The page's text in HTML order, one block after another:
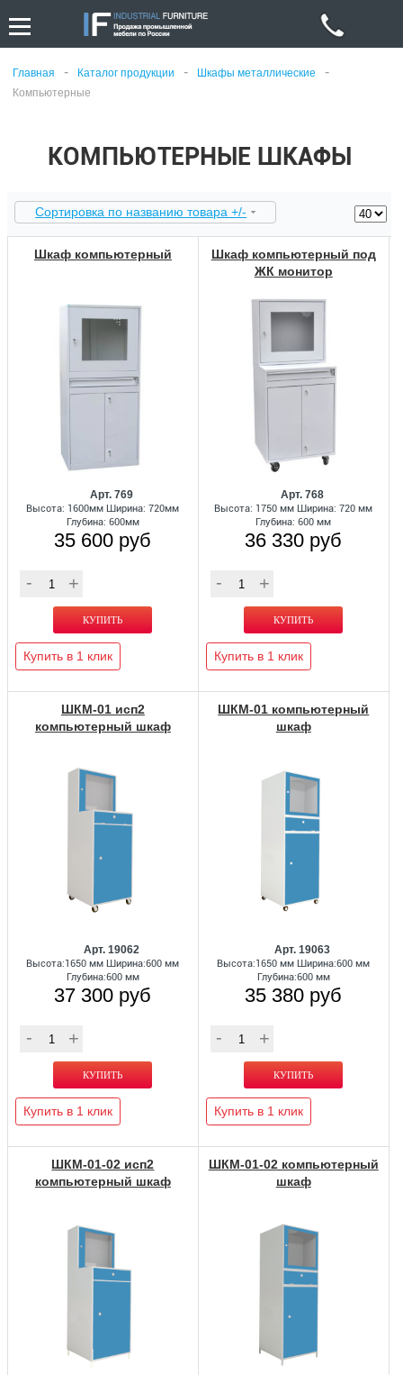
Главная - Каталог продукции - Шкафы металлические -
Компьютерные
КОМПЬЮТЕРНЫЕ ШКАФЫ
Сортировка по названию товара +/-
Шкаф компьютерный
Арт. 769
Высота: 1600мм Ширина: 720мм
Глубина: 600мм
35 600 руб
Купить в 1 клик
Шкаф компьютерный под
ЖК монитор
Арт. 768
Высота: 1750 мм Ширина: 720 мм
Глубина: 600 мм
36 330 руб
Купить в 1 клик
ШКМ-01 исп2
компьютерный шкаф
Арт. 19062
Высота:1650 мм Ширина:600 мм
Глубина:600 мм
37 300 руб
Купить в 1 клик
ШКМ-01 компьютерный
шкаф
Арт. 19063
Высота:1650 мм Ширина:600 мм
Глубина:600 мм
35 380 руб
Купить в 1 клик
ШКМ-01-02 исп2
компьютерный шкаф
ШКМ-01-02 компьютерный
шкаф